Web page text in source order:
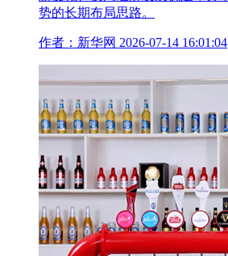
势的长期布局思路。
作者：新华网 2026-07-14 16:01:04